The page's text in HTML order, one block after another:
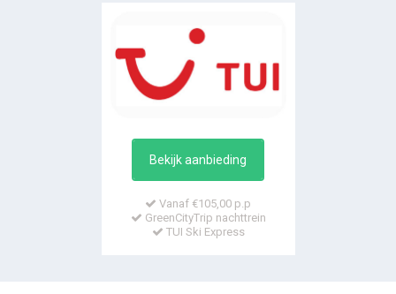
Bekijk aanbieding
Vanaf €105,00 p.p
GreenCityTrip nachttrein
TUI Ski Express